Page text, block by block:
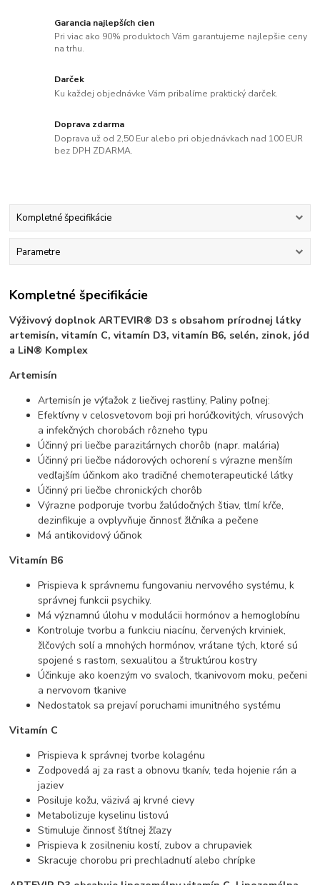
Garancia najlepších cien
Pri viac ako 90% produktoch Vám garantujeme najlepšie ceny
na trhu.
Darček
Ku každej objednávke Vám pribalíme praktický darček.
Doprava zdarma
Doprava už od 2,50 Eur alebo pri objednávkach nad 100 EUR
bez DPH ZDARMA.
Kompletné špecifikácie
Parametre
Kompletné špecifikácie
Výživový doplnok ARTEVIR® D3 s obsahom prírodnej látky
artemisín, vitamín C, vitamín D3, vitamín B6, selén, zinok, jód
a LiN® Komplex
Artemisín
Artemisín je výťažok z liečivej rastliny, Paliny poľnej:
Efektívny v celosvetovom boji pri horúčkovitých, vírusových
a infekčných chorobách rôzneho typu
Účinný pri liečbe parazitárnych chorôb (napr. malária)
Účinný pri liečbe nádorových ochorení s výrazne menším
vedľajším účinkom ako tradičné chemoterapeutické látky
Účinný pri liečbe chronických chorôb
Výrazne podporuje tvorbu žalúdočných štiav, tlmí kŕče,
dezinfikuje a ovplyvňuje činnosť žlčníka a pečene
Má antikovidový účinok
Vitamín B6
Prispieva k správnemu fungovaniu nervového systému, k
správnej funkcii psychiky.
Má významnú úlohu v modulácii hormónov a hemoglobínu
Kontroluje tvorbu a funkciu niacínu, červených krviniek,
žlčových solí a mnohých hormónov, vrátane tých, ktoré sú
spojené s rastom, sexualitou a štruktúrou kostry
Účinkuje ako koenzým vo svaloch, tkanivovom moku, pečeni
a nervovom tkanive
Nedostatok sa prejaví poruchami imunitného systému
Vitamín C
Prispieva k správnej tvorbe kolagénu
Zodpovedá aj za rast a obnovu tkanív, teda hojenie rán a
jaziev
Posiluje kožu, väzivá aj krvné cievy
Metabolizuje kyselinu listovú
Stimuluje činnosť štítnej žľazy
Prispieva k zosilneniu kostí, zubov a chrupaviek
Skracuje chorobu pri prechladnutí alebo chrípke